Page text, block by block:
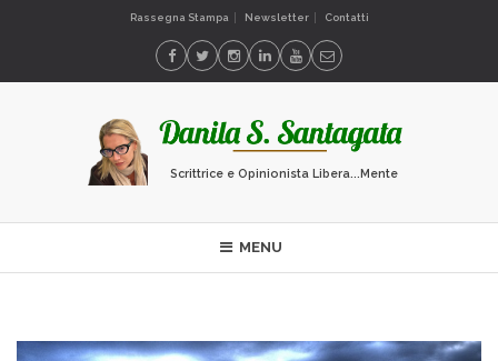
Rassegna Stampa Newsletter Contatti
Scrittrice e Opinionista Libera...Mente
MENU